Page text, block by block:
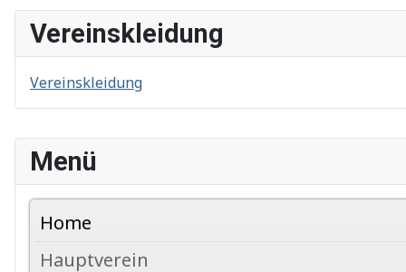
Menü
Home
Hauptverein
Vereinskleidung
Vereinskleidung